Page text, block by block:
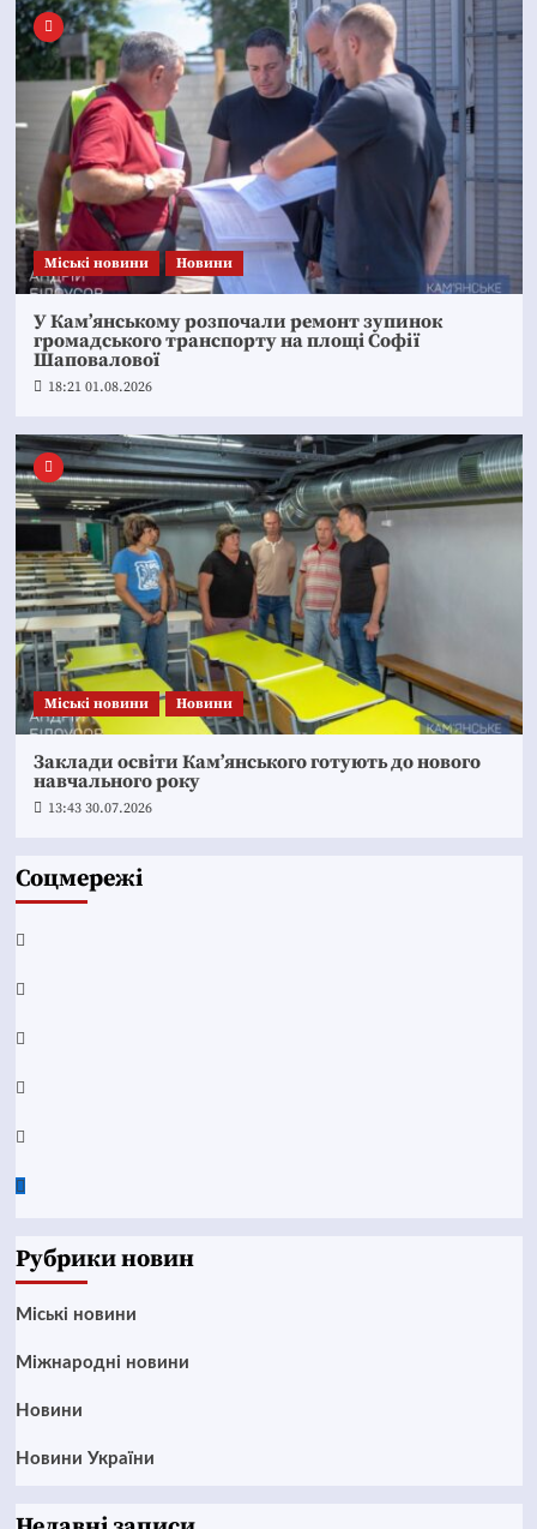
Mіські новини Новини
У Кам’янському розпочали ремонт зупинок
громадського транспорту на площі Софії
Шаповалової
18:21 01.08.2026
Mіські новини Новини
Заклади освіти Кам’янського готують до нового
навчального року
13:43 30.07.2026
Соцмережі
Facebook
YouTube
Telegram
Instagram
Twitter
Google
Рубрики новин
Mіські новини
Міжнародні новини
Новини
Новини України